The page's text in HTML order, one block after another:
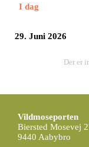
I dag
29. Juni 2026
Der er
Vildmoseporten
Biersted Mosevej
9440 Aabybro